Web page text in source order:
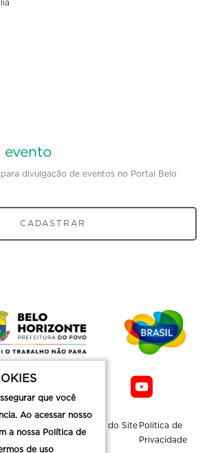
evento
divulgação de eventos no Portal Belo
CADASTRAR
Mapa do Site Politica de
Privacidade
que você
Ao acessar nosso
a nossa Política de
de uso